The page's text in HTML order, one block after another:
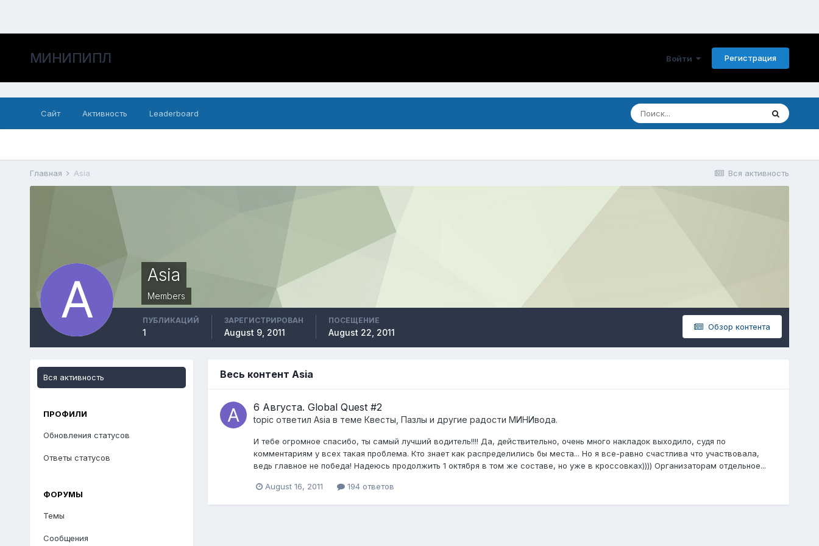
МИНИПИПЛ Войти Регистрация
Сайт Активность Leaderboard
Вся активность
Главная Asia
Asia
Members
Обзор контента
ПУБЛИКАЦИЙ
1
ЗАРЕГИСТРИРОВАН
August 9, 2011
ПОСЕЩЕНИЕ
August 22, 2011
Вся активность
ПРОФИЛИ
Обновления статусов
Ответы статусов
ФОРУМЫ
Темы
Сообщения
Весь контент Asia
6 Августа. Global Quest #2
topic ответил Asia в теме Квесты, Пазлы и другие радости МИНИвода.
И тебе огромное спасибо, ты самый лучший водитель!!!! Да, действительно, очень много накладок выходило, судя по
комментариям у всех такая проблема. Кто знает как распределились бы места... Но я все-равно счастлива что участвовала,
ведь главное не победа! Надеюсь продолжить 1 октября в том же составе, но уже в кроссовках)))) Организаторам отдельное...
August 16, 2011 194 ответов